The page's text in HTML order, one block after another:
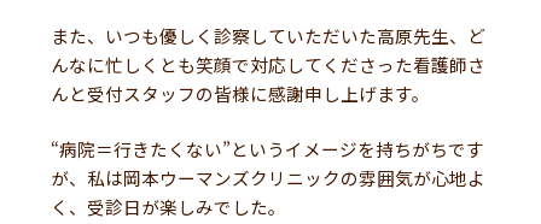
また、いつも優しく診察していただいた高原先生、ど
んなに忙しくとも笑顔で対応してくださった看護師さ
んと受付スタッフの皆様に感謝申し上げます。
“病院＝行きたくない”というイメージを持ちがちです
が、私は岡本ウーマンズクリニックの雰囲気が心地よ
く、受診日が楽しみでした。